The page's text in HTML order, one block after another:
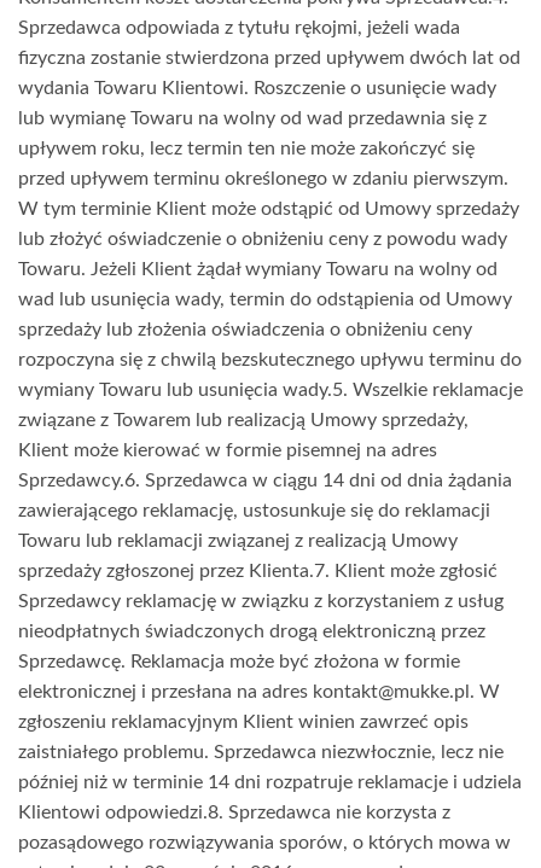
kontakt@mukke.pl . W
zgłoszeniu reklamacyjnym Klient winien zawrzeć opis
zaistniałego problemu. Sprzedawca niezwłocznie, lecz nie
później niż w terminie 14 dni rozpatruje reklamacje i udziela
Klientowi odpowiedzi.8. Sprzedawca nie korzysta z
pozasądowego rozwiązywania sporów, o których mowa w